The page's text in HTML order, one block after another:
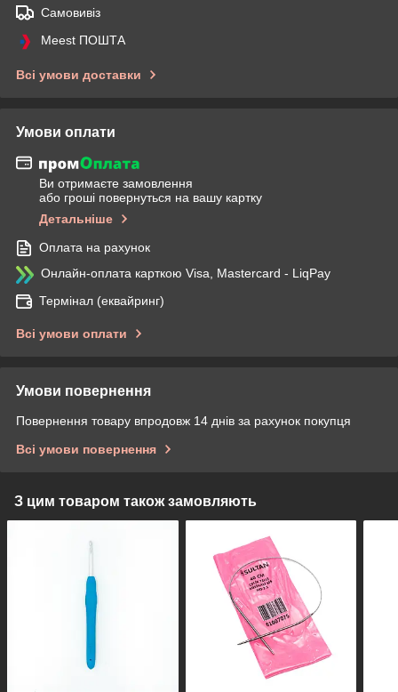
Самовивіз
Meest ПОШТА
Всі умови доставки
Умови оплати
Ви отримаєте замовлення
або гроші повернуться на вашу картку
Детальніше
Оплата на рахунок
Онлайн-оплата карткою Visa, Mastercard - LiqPay
Термінал (еквайринг)
Всі умови оплати
Умови повернення
Повернення товару впродовж 14 днів за рахунок покупця
Всі умови повернення
З цим товаром також замовляють